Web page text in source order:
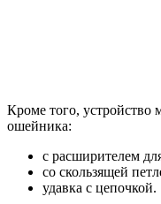
Кроме того,
ошейника:
с расширителем
со скользящей
удавка с цепочкой.